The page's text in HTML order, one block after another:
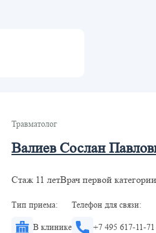
Травматолог
Валиев Сослан
Стаж 11 летВрач первой категории
Тип приема:
В клинике
Телефон для связи:
+7 495 617-11-71